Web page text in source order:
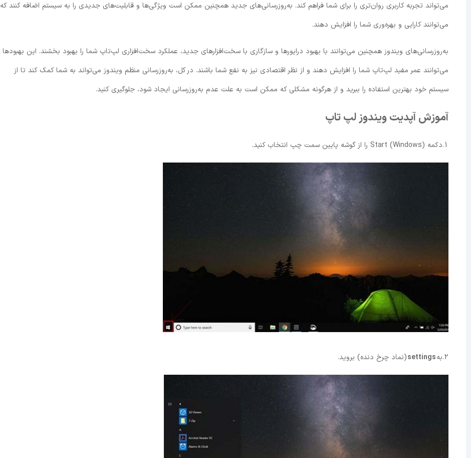
می‌تواند تجربه کاربری روان‌تری را برای شما فراهم کند. به‌روزرسانی‌های جدید همچنین ممکن است ویژگی‌ها و قابلیت‌های جدیدی را به سیستم اضافه کنند که
می‌توانند کارایی و بهره‌وری شما را افزایش دهند.
به‌روزرسانی‌های ویندوز همچنین می‌توانند با بهبود درایورها و سازگاری با سخت‌افزارهای جدید، عملکرد سخت‌افزاری لپ‌تاپ شما را بهبود بخشند. این بهبودها
می‌توانند عمر مفید لپ‌تاپ شما را افزایش دهند و از نظر اقتصادی نیز به نفع شما باشند. در کل، به‌روزرسانی منظم ویندوز می‌تواند به شما کمک کند تا از
سیستم خود بهترین استفاده را ببرید و از هرگونه مشکلی که ممکن است به علت عدم به‌روزرسانی ایجاد شود، جلوگیری کنید.
آموزش آپدیت ویندوز لپ تاپ
1.دکمه Start (Windows) را از گوشه پایین سمت چپ انتخاب کنید.
2.به settings(نماد چرخ دنده) بروید.